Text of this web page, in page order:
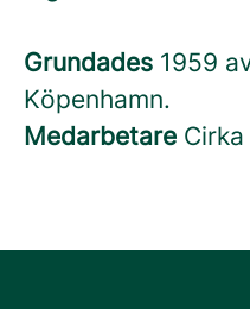
Grundades 1959
Köpenhamn.
Medarbetare